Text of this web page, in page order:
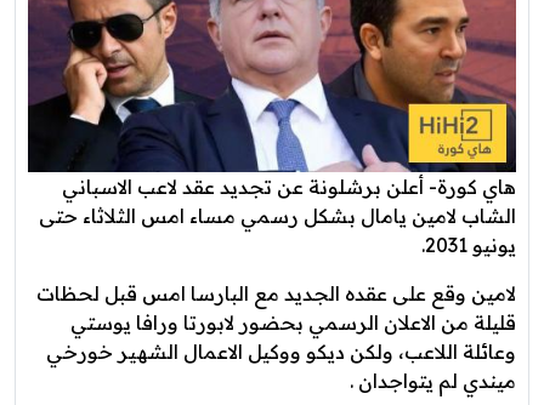
هاي كورة- أعلن برشلونة عن تجديد عقد لاعب الاسباني
الشاب لامين يامال بشكل رسمي مساء امس الثلاثاء حتى
يونيو 2031.
لامين وقع على عقده الجديد مع البارسا امس قبل لحظات
قليلة من الاعلان الرسمي بحضور لابورتا ورافا يوستي
وعائلة اللاعب، ولكن ديكو ووكيل الاعمال الشهير خورخي
ميندي لم يتواجدان .